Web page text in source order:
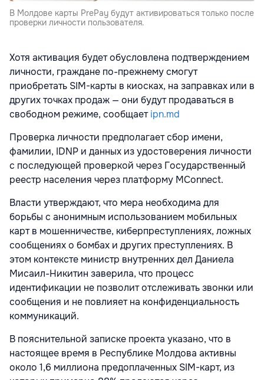
В Молдове карты PrePay будут активироваться только после
проверки личности пользователя.
Хотя активация будет обусловлена подтверждением
личности, граждане по-прежнему смогут
приобретать SIM-карты в киосках, на заправках или в
других точках продаж — они будут продаваться в
свободном режиме, сообщаетipn.md
Проверка личности предполагает сбор имени,
фамилии, IDNP и данных из удостоверения личности
с последующей проверкой через Государственный
реестр населения через платформу MConnect.
Власти утверждают, что мера необходима для
борьбы с анонимным использованием мобильных
карт в мошенничестве, киберпреступлениях, ложных
сообщениях о бомбах и других преступлениях. В
этом контексте министр внутренних дел Даниела
Мисаил-Никитин заверила, что процесс
идентификации не позволит отслеживать звонки или
сообщения и не повлияет на конфиденциальность
коммуникаций.
В пояснительной записке проекта указано, что в
настоящее время в Республике Молдова активны
около 1,6 миллиона предоплаченных SIM-карт, из